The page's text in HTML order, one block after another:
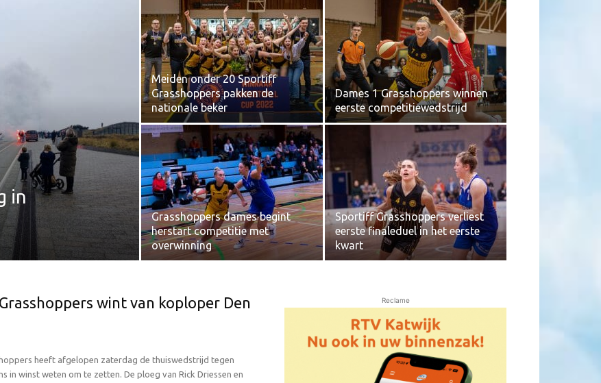
in
Meiden onder 20 Sportiff
Grasshoppers pakken de
nationale beker
Dames 1 Grasshoppers winnen
eerste competitiewedstrijd
Grasshoppers dames begint
herstart competitie met
overwinning
Sportiff Grasshoppers verliest
eerste finaleduel in het eerste
kwart
wint van koploper Den
heeft afgelopen zaterdag de thuiswedstrijd tegen
in winst weten om te zetten. De ploeg van Rick Driessen en
Reclame